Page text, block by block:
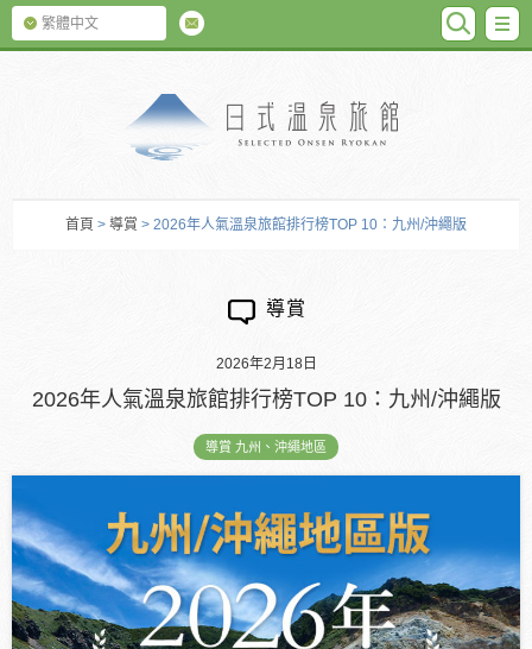
繁體中文
首頁 > 導賞 > 2026年人氣溫泉旅館排行榜TOP 10：九州/沖繩版
導賞
2026年2月18日
2026年人氣溫泉旅館排行榜TOP 10：九州/沖繩版
導賞 九州、沖繩地區